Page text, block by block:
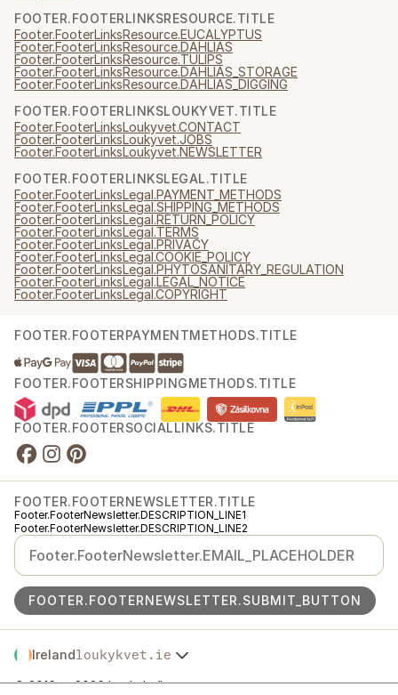
FOOTER.FOOTERLINKSRESOURCE.TITLE
Footer.FooterLinksResource.EUCALYPTUS
Footer.FooterLinksResource.DAHLIAS
Footer.FooterLinksResource.TULIPS
Footer.FooterLinksResource.DAHLIAS_STORAGE
Footer.FooterLinksResource.DAHLIAS_DIGGING
FOOTER.FOOTERLINKSLOUKYVET.TITLE
Footer.FooterLinksLoukyvet.CONTACT
Footer.FooterLinksLoukyvet.JOBS
Footer.FooterLinksLoukyvet.NEWSLETTER
FOOTER.FOOTERLINKSLEGAL.TITLE
Footer.FooterLinksLegal.PAYMENT_METHODS
Footer.FooterLinksLegal.SHIPPING_METHODS
Footer.FooterLinksLegal.RETURN_POLICY
Footer.FooterLinksLegal.TERMS
Footer.FooterLinksLegal.PRIVACY
Footer.FooterLinksLegal.COOKIE_POLICY
Footer.FooterLinksLegal.PHYTOSANITARY_REGULATION
Footer.FooterLinksLegal.LEGAL_NOTICE
Footer.FooterLinksLegal.COPYRIGHT
FOOTER.FOOTERPAYMENTMETHODS.TITLE
FOOTER.FOOTERSHIPPINGMETHODS.TITLE
FOOTER.FOOTERSOCIALLINKS.TITLE
FOOTER.FOOTERNEWSLETTER.TITLE
Footer.FooterNewsletter.DESCRIPTION_LINE1
Footer.FooterNewsletter.DESCRIPTION_LINE2
FOOTER.FOOTERNEWSLETTER.SUBMIT_BUTTON
Irelandloukykvet.ie
© 2016 →2026 Loukykvět s.r.o.